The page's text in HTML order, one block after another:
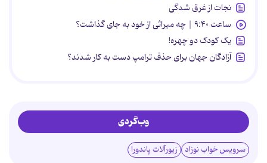
نجات از غرق شدگی
ساعت ۹:۴۰ | چه میراثی از خود به جای گذاشت؟
یک کودک دو چهره!
آزادگان جهان برای حذف ترامپ دست به کار شدند؟
وب‌گردی
سرویس خواب نوزاد زیورآلات پاندورا